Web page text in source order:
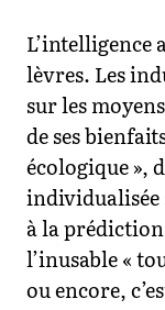
L’intelligence
lèvres. Les
sur les
de ses
écologique »,
individualisée
à la
l’inusable «
ou encore,